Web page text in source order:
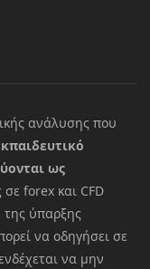
ανάλυσης που
ως
forex και CFD
ύπαρξης
να οδηγήσει σε
να μην